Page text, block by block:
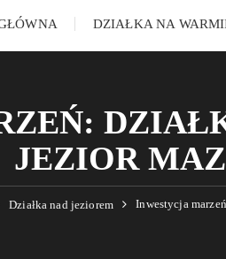
DZIAŁKA NA
JEZIOR
Działka nad jeziorem Inwestycja